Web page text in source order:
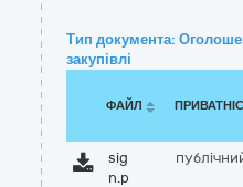
Тип документа:
закупівлі
ФАЙЛ
sig
n.p